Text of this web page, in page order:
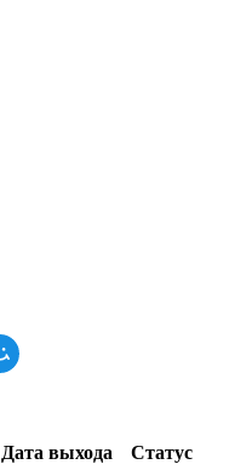
Дата выхода
Статус